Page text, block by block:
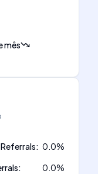
mês
: 0.0%
: 0.0%